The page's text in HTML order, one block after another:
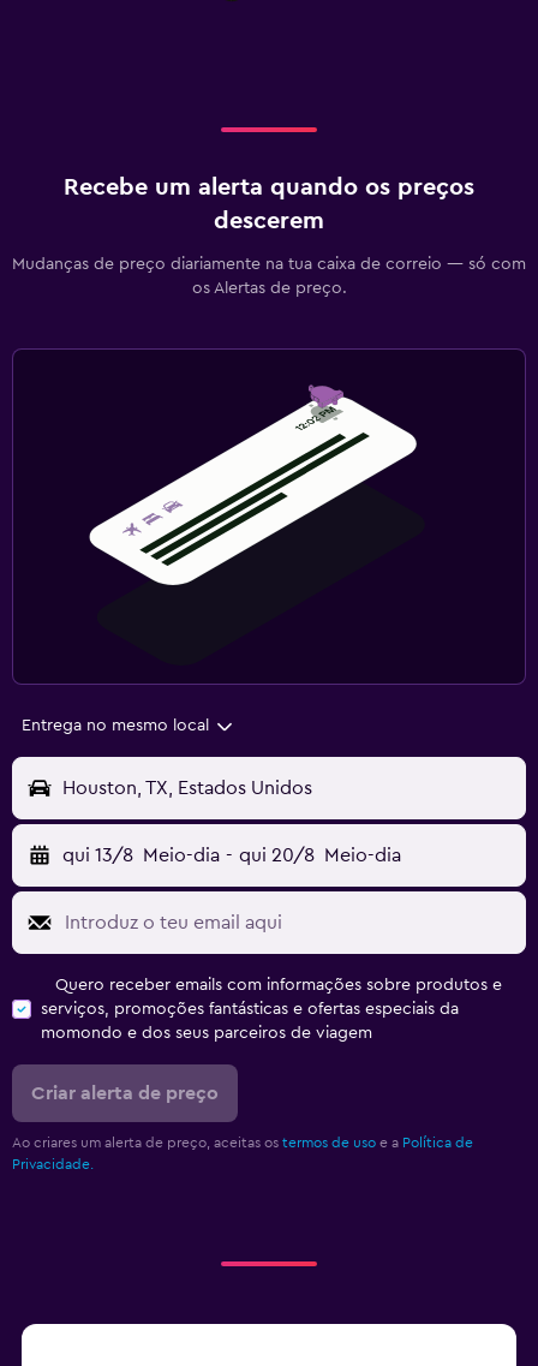
Recebe um alerta quando os preços
descerem
Mudanças de preço diariamente na tua caixa de correio — só com
os Alertas de preço.
Entrega no mesmo local
Houston, TX, Estados Unidos
qui 13/8 Meio-dia - qui 20/8 Meio-dia
Quero receber emails com informações sobre produtos e
serviços, promoções fantásticas e ofertas especiais da
momondo e dos seus parceiros de viagem
Criar alerta de preço
Ao criares um alerta de preço, aceitas os termos de uso e a Política de
Privacidade.